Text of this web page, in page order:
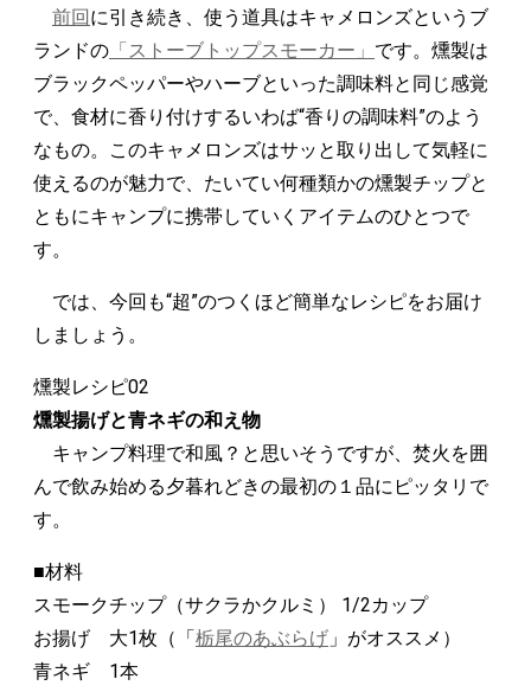
前回に引き続き、使う道具はキャメロンズというブ
ランドの 「ストーブトップスモーカー」 です。燻製は
ブラックペッパーやハーブといった調味料と同じ感覚
で、食材に香り付けするいわば“香りの調味料”のよう
なもの。このキャメロンズはサッと取り出して気軽に
使えるのが魅力で、たいてい何種類かの燻製チップと
ともにキャンプに携帯していくアイテムのひとつで
す。
では、今回も“超”のつくほど簡単なレシピをお届け
しましょう。
燻製レシピ02
燻製揚げと青ネギの和え物
キャンプ料理で和風？と思いそうですが、焚火を囲
んで飲み始める夕暮れどきの最初の１品にピッタリで
す。
■材料
スモークチップ（サクラかクルミ） 1/2カップ
お揚げ 大1枚（「栃尾のあぶらげ 」がオススメ）
青ネギ 1本